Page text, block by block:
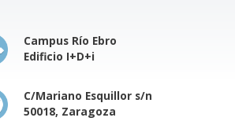
Campus Río Ebro
Edificio I+D+i
C/Mariano Esquillor s/n
50018, Zaragoza